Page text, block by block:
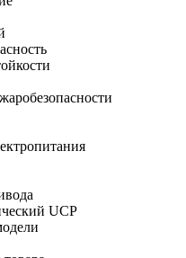
UCP